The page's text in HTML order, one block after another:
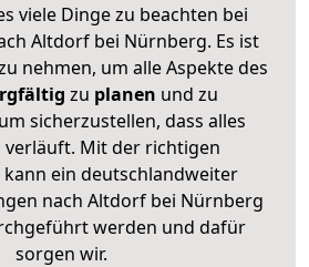
viele Dinge zu beachten bei
Altdorf bei Nürnberg. Es ist
nehmen, um alle Aspekte des
zu planen und zu
sicherzustellen, dass alles
verläuft. Mit der richtigen
ein deutschlandweiter
nach Altdorf bei Nürnberg
werden und dafür
sorgen wir.